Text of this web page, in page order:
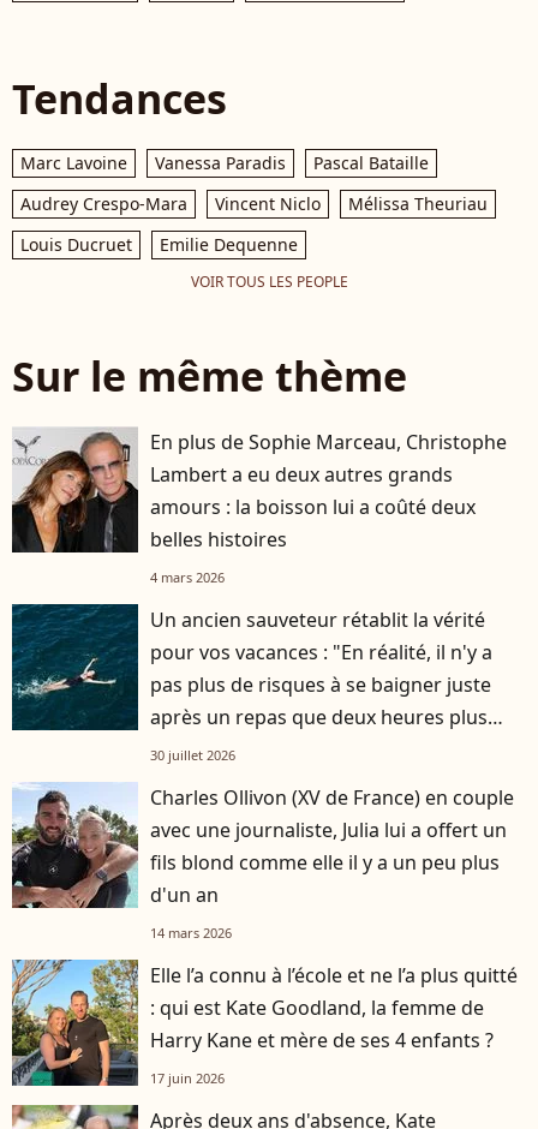
Tendances
Marc Lavoine Vanessa Paradis
Pascal Bataille
Audrey Crespo-Mara
Vincent Niclo
Mélissa Theuriau
Louis Ducruet
Emilie Dequenne
VOIR TOUS LES PEOPLE
Sur le même thème
En plus de Sophie Marceau, Christophe
Lambert a eu deux autres grands
amours : la boisson lui a coûté deux
belles histoires
4 mars 2026
Un ancien sauveteur rétablit la vérité
pour vos vacances : "En réalité, il n'y a
pas plus de risques à se baigner juste
après un repas que deux heures plus
tard"
30 juillet 2026
Charles Ollivon (XV de France) en couple
avec une journaliste, Julia lui a offert un
fils blond comme elle il y a un peu plus
d'un an
14 mars 2026
Elle l’a connu à l’école et ne l’a plus quitté
: qui est Kate Goodland, la femme de
Harry Kane et mère de ses 4 enfants ?
17 juin 2026
Après deux ans d'absence, Kate